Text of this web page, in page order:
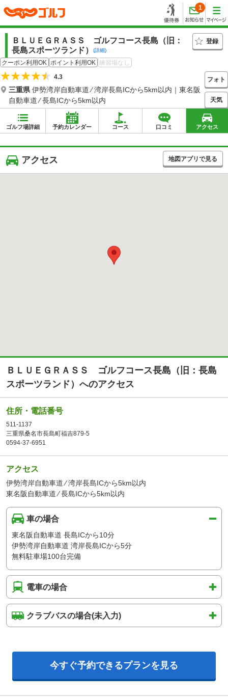
1
ＢＬＵＥＧＲＡＳＳ ゴルフコース長島（旧：
長島スポーツランド）
(詳細)
登録
クーポン利用OK ポイント利用OK 練習場なし
4.3
三重県 伊勢湾岸自動車道 ⁄ 湾岸長島ICから5km以内｜東名阪
自動車道 ⁄ 長島ICから5km以内
フォト
天気
ゴルフ場詳細 予約カレンダー コース 口コミ アクセス
アクセス 地図アプリで見る
ＢＬＵＥＧＲＡＳＳ ゴルフコース長島（旧：長島
スポーツランド）へのアクセス
住所・電話番号
511-1137
三重県桑名市長島町福吉879-5
0594-37-6951
アクセス
伊勢湾岸自動車道 ⁄ 湾岸長島ICから5km以内
東名阪自動車道 ⁄ 長島ICから5km以内
車の場合
東名阪自動車道 長島ICから10分
伊勢湾岸自動車道 湾岸長島ICから5分
無料駐車場100台完備
電車の場合
クラブバスの場合(未入力)
今すぐ予約できるプランを見る